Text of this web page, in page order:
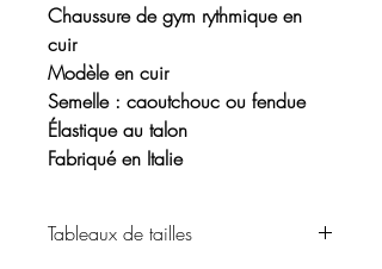
Chaussure de gym rythmique en
cuir
Modèle en cuir
Semelle : caoutchouc ou fendue
Élastique au talon
Fabriqué en Italie
Tableaux de tailles